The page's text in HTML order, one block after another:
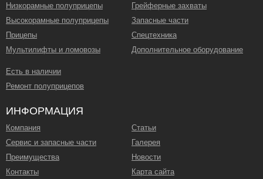
Низкорамные полуприцепы
Высокорамные полуприцепы
Прицепы
Мультилифты и ломовозы
Грейферные захваты
Запасные части
Спецтехника
Дополнительное оборудование
Есть в наличии
Ремонт полуприцепов
ИНФОРМАЦИЯ
Компания
Сервис и запасные части
Преимущества
Контакты
Статьи
Галерея
Новости
Карта сайта